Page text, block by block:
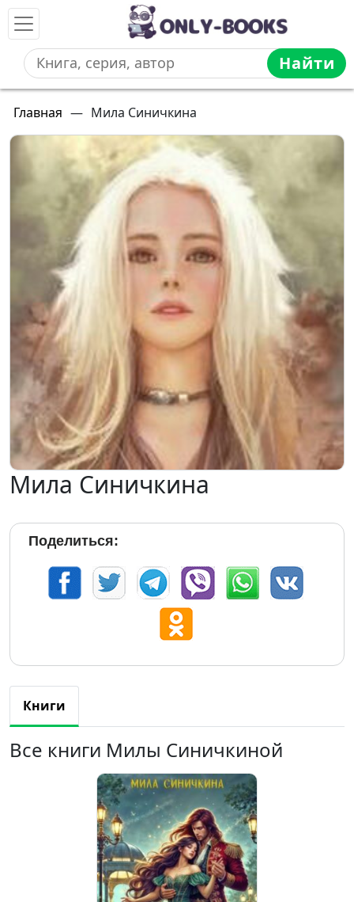
Найти
Главная — Мила Синичкина
Мила Синичкина
Поделиться:
Книги
Все книги Милы Синичкиной